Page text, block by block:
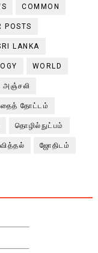
COMMON
POSTS
LANKA
WORLD
தோட்டம்
தொழில்நுட்பம்
ஜோதிடம்